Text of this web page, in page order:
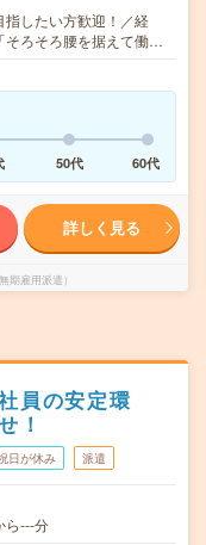
指したい方歓迎！／経
ろそろ腰を据えて働…
50代 60代
詳しく見る
期雇用派遣）
員の安定環
！
日が休み 派遣
ら---分